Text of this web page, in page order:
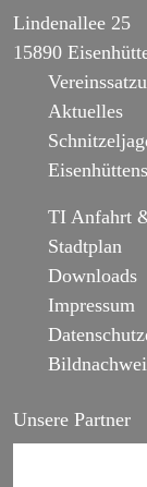
Lindenallee 25
15890
Aktuelles
TI Anfahrt
Stadtplan
Downloads
Impressum
Unsere Partner